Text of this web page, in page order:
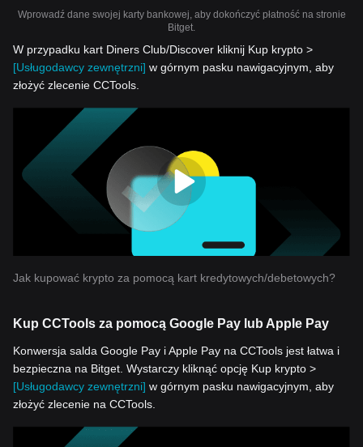
Wprowadź dane swojej karty bankowej, aby dokończyć płatność na stronie
Bitget.
W przypadku kart Diners Club/Discover kliknij Kup krypto >
[Usługodawcy zewnętrzni] w górnym pasku nawigacyjnym, aby
złożyć zlecenie CCTools.
Jak kupować krypto za pomocą kart kredytowych/debetowych?
Kup CCTools za pomocą Google Pay lub Apple Pay
Konwersja salda Google Pay i Apple Pay na CCTools jest łatwa i
bezpieczna na Bitget. Wystarczy kliknąć opcję Kup krypto >
[Usługodawcy zewnętrzni] w górnym pasku nawigacyjnym, aby
złożyć zlecenie na CCTools.